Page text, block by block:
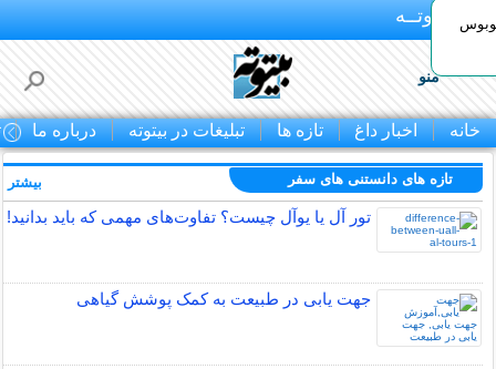
بـیتوتــه
منو
خانه اخبار داغ تازه ها تبلیغات در بیتوته درباره ما
تازه های دانستنی های سفر
تور آل یا یوآل چیست؟ تفاوت‌های مهمی که باید بدانید!
جهت یابی در طبیعت به کمک پوشش گیاهی
بیشتر